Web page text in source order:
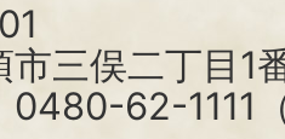
三俣二丁目1
0480-62-1111